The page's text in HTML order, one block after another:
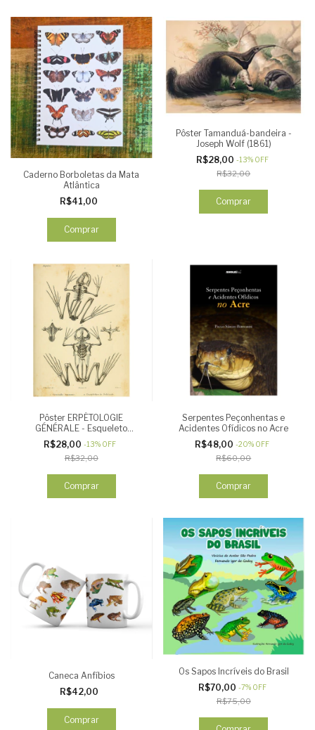
Caderno Borboletas da Mata
Atlântica
R$41,00
Comprar
Pôster Tamanduá-bandeira -
Joseph Wolf (1861)
R$28,00 -13% OFF
R$32,00
Comprar
Pôster ERPÉTOLOGIE
GÉNÉRALE - Esqueleto
Anfíbios
R$28,00-13% OFF
R$32,00
Comprar
Serpentes Peçonhentas e
Acidentes Ofídicos no Acre
R$48,00-20% OFF
R$60,00
Caneca Anfíbios
R$42,00
Comprar
Os Sapos Incríveis do Brasil
R$70,00 -7% OFF
R$75,00